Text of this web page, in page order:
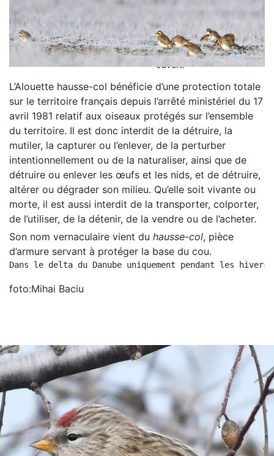
L’Alouette hausse-col bénéficie d’une protection totale
sur le territoire français depuis l’arrêté ministériel du 17
avril 1981 relatif aux oiseaux protégés sur l’ensemble
du territoire. Il est donc interdit de la détruire, la
mutiler, la capturer ou l’enlever, de la perturber
intentionnellement ou de la naturaliser, ainsi que de
détruire ou enlever les œufs et les nids, et de détruire,
altérer ou dégrader son milieu. Qu’elle soit vivante ou
morte, il est aussi interdit de la transporter, colporter,
de l’utiliser, de la détenir, de la vendre ou de l’acheter.
Son nom vernaculaire vient du hausse-col, pièce
d’armure servant à protéger la base du cou.
Dans le delta du Danube uniquement pendant les
foto:Mihai Baciu